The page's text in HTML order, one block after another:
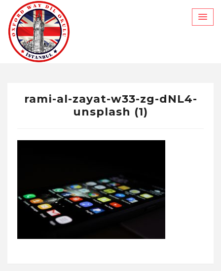
content
rami-al-zayat-w33-zg-dNL4-
unsplash (1)